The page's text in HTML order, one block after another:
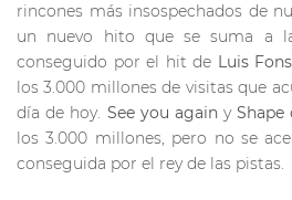
rincones más insospechados de
un nuevo hito que se suma a
conseguido por el hit de Luis
los 3.000 millones de visitas que
día de hoy. See you againyShape
los 3.000 millones, pero no se
conseguida por el rey de las pistas.